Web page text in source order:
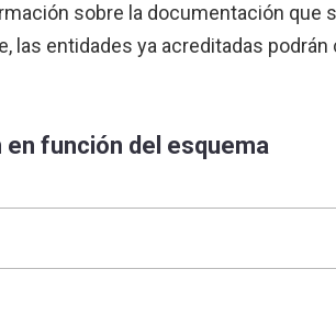
sobre la documentación que
las entidades ya acreditadas
función del esquema